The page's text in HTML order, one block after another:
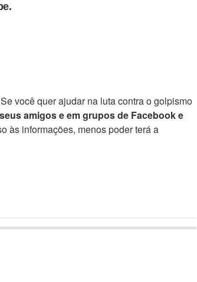
você quer ajudar na luta contra o golpismo
amigos e em grupos de Facebook e
às informações, menos poder terá a